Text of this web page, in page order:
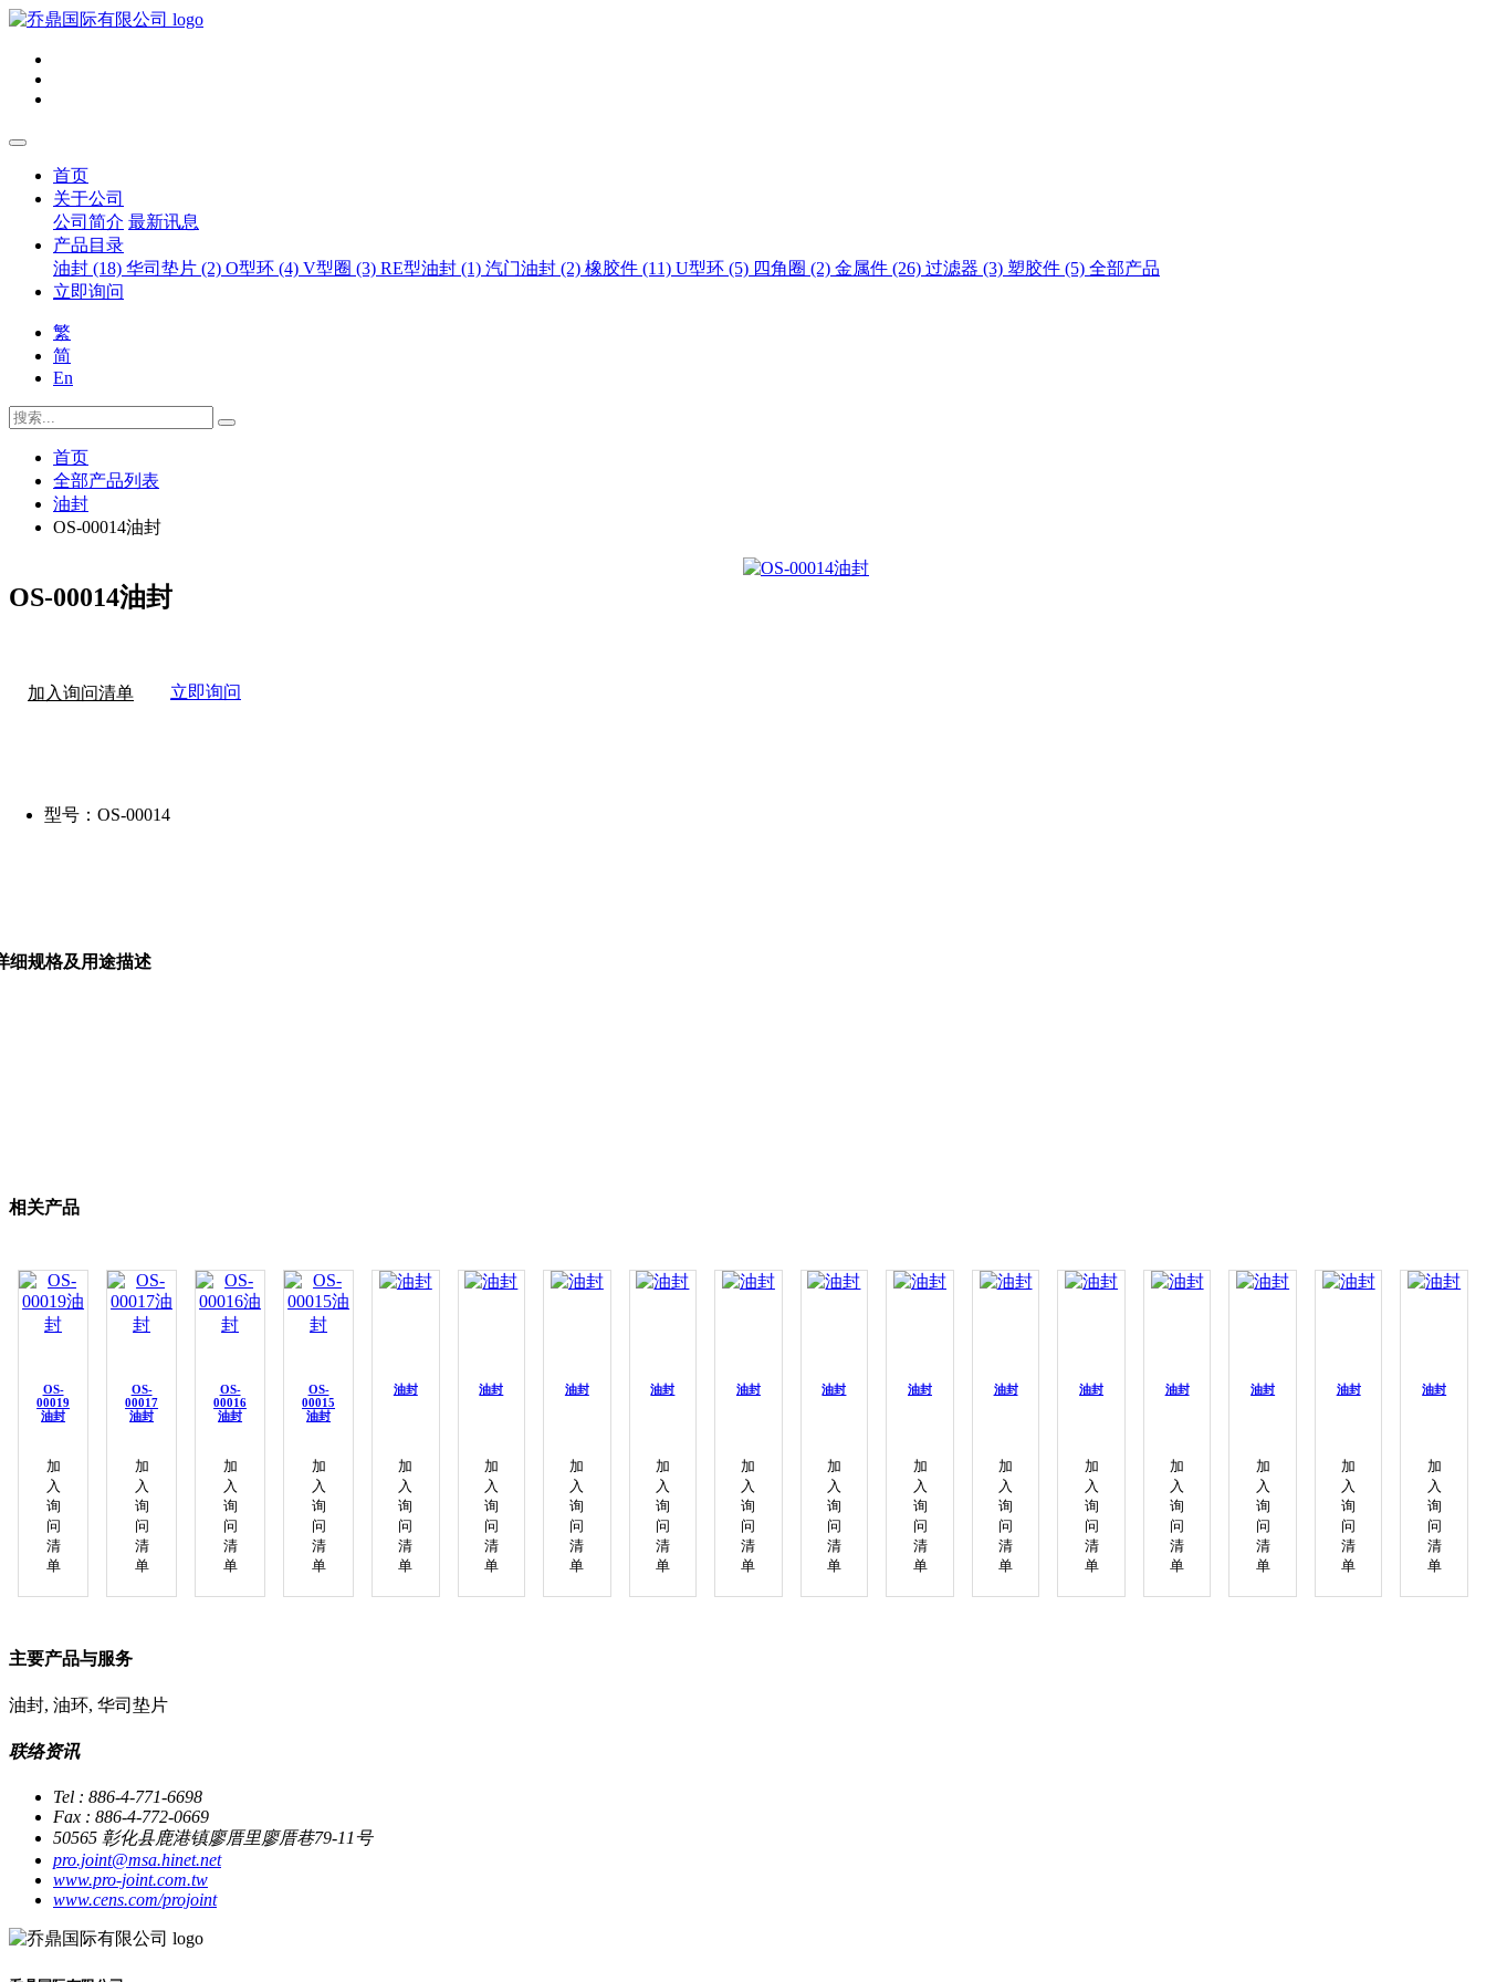
首页
关于公司
公司简介 最新讯息
产品目录
油封 (18) 华司垫片 (2) O型环 (4) V型圈 (3) RE型油封 (1) 汽门油封 (2) 橡胶件 (11) U型环 (5) 四角圈 (2) 金属件 (26) 过滤器 (3) 塑胶件 (5) 全部产品
立即询问
繁
简
En
首页
全部产品列表
油封
OS-00014油封
OS-00014油封
加入询问清单 立即询问
型号： OS-00014
细规格及用途描述
相关产品
OS-
00019
油封
加
入
询
问
清
单
OS-
00017
油封
加
入
询
问
清
单
OS-
00016
油封
加
入
询
问
清
单
OS-
00015
油封
加
入
询
问
清
单
油封
加
入
询
问
清
单
油封
加
入
询
问
清
单
油封
加
入
询
问
清
单
油封
加
入
询
问
清
单
油封
加
入
询
问
清
单
油封
加
入
询
问
清
单
油封
加
入
询
问
清
单
油封
加
入
询
问
清
单
油封
加
入
询
问
清
单
油封
加
入
询
问
清
单
油封
加
入
询
问
清
单
油封
加
入
询
问
清
单
油封
加
入
询
问
清
单
主要产品与服务
油封, 油环, 华司垫片
联络资讯
Tel : 886-4-771-6698
Fax : 886-4-772-0669
50565 彰化县鹿港镇廖厝里廖厝巷79-11号
pro.joint@msa.hinet.net
www.pro-joint.com.tw
www.cens.com/projoint